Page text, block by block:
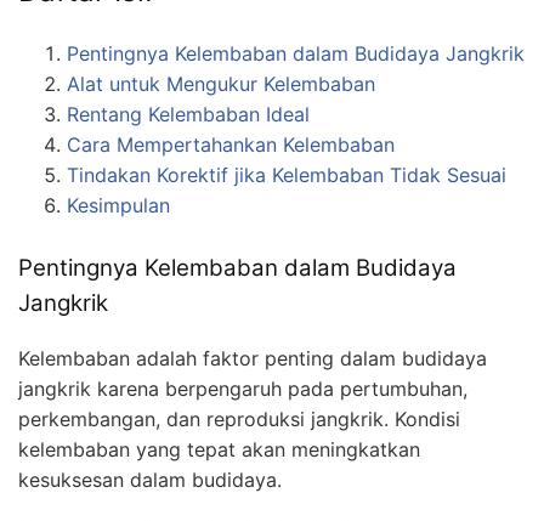
Pentingnya Kelembaban dalam Budidaya Jangkrik
Alat untuk Mengukur Kelembaban
Rentang Kelembaban Ideal
Cara Mempertahankan Kelembaban
Tindakan Korektif jika Kelembaban Tidak Sesuai
Kesimpulan
Pentingnya Kelembaban dalam Budidaya
Jangkrik
Kelembaban adalah faktor penting dalam budidaya
jangkrik karena berpengaruh pada pertumbuhan,
perkembangan, dan reproduksi jangkrik. Kondisi
kelembaban yang tepat akan meningkatkan
kesuksesan dalam budidaya.